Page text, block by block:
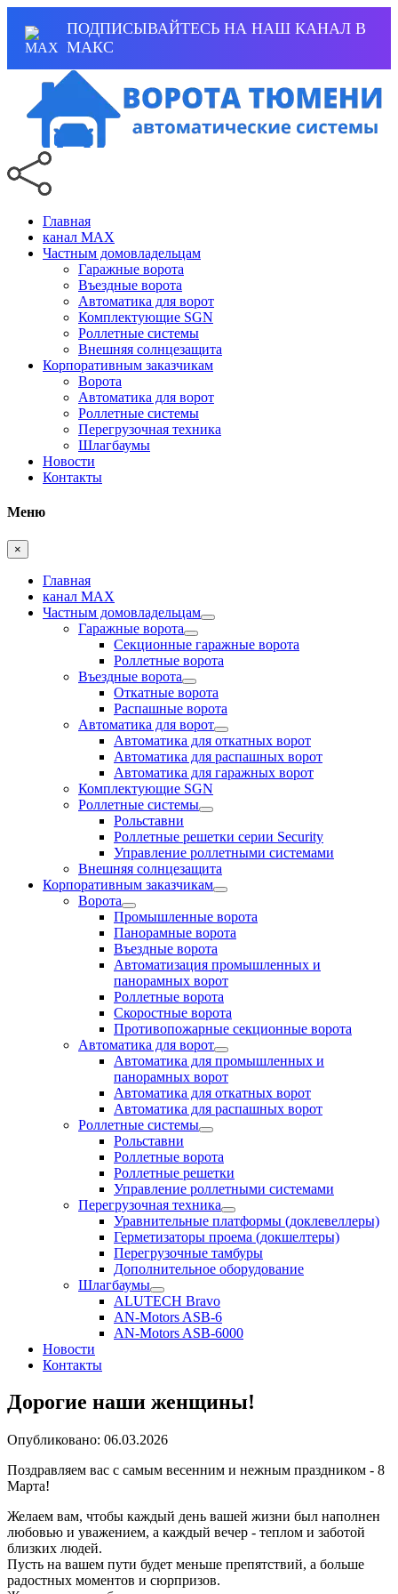
ПОДПИСЫВАЙТЕСЬ НА НАШ КАНАЛ В
МАКС
Главная
канал MAX
Частным домовладельцам
Гаражные ворота
Въездные ворота
Автоматика для ворот
Комплектующие SGN
Роллетные системы
Внешняя солнцезащита
Корпоративным заказчикам
Ворота
Автоматика для ворот
Роллетные системы
Перегрузочная техника
Шлагбаумы
Новости
Контакты
Меню
×
Главная
канал MAX
Частным домовладельцам
Гаражные ворота
Секционные гаражные ворота
Роллетные ворота
Въездные ворота
Откатные ворота
Распашные ворота
Автоматика для ворот
Автоматика для откатных ворот
Автоматика для распашных ворот
Автоматика для гаражных ворот
Комплектующие SGN
Роллетные системы
Рольставни
Роллетные решетки серии Security
Управление роллетными системами
Внешняя солнцезащита
Корпоративным заказчикам
Ворота
Промышленные ворота
Панорамные ворота
Въездные ворота
Автоматизация промышленных и
панорамных ворот
Роллетные ворота
Скоростные ворота
Противопожарные секционные ворота
Автоматика для ворот
Автоматика для промышленных и
панорамных ворот
Автоматика для откатных ворот
Автоматика для распашных ворот
Роллетные системы
Рольставни
Роллетные ворота
Роллетные решетки
Управление роллетными системами
Перегрузочная техника
Уравнительные платформы (доклевеллеры)
Герметизаторы проема (докшелтеры)
Перегрузочные тамбуры
Дополнительное оборудование
Шлагбаумы
ALUTECH Bravo
AN-Motors ASB-6
AN-Motors ASB-6000
Новости
Контакты
Дорогие наши женщины!
Опубликовано: 06.03.2026
Поздравляем вас с самым весенним и нежным праздником - 8
Марта!
Желаем вам, чтобы каждый день вашей жизни был наполнен
любовью и уважением, а каждый вечер - теплом и заботой
близких людей.
Пусть на вашем пути будет меньше препятствий, а больше
радостных моментов и сюрпризов.